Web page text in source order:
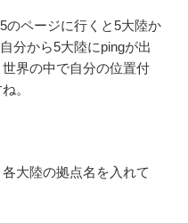
のページに行くと5大陸か
分から5大陸にpingが出
界の中で自分の位置付
。
大陸の拠点名を入れて